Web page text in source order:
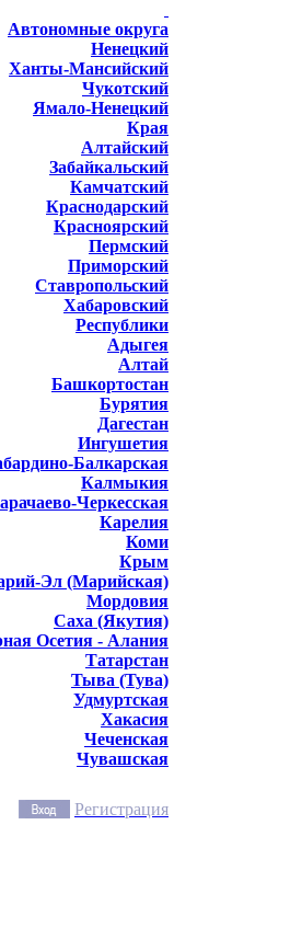
Автономные округа
Ненецкий
Ханты-Мансийский
Чукотский
Ямало-Ненецкий
Края
Алтайский
Забайкальский
Камчатский
Краснодарский
Красноярский
Пермский
Приморский
Ставропольский
Хабаровский
Республики
Адыгея
Алтай
Башкортостан
Бурятия
Дагестан
Ингушетия
Балкарская
Калмыкия
Черкесская
Карелия
Коми
Крым
Эл (Марийская)
Мордовия
Саха (Якутия)
Осетия - Алания
Татарстан
Тыва (Тува)
Удмуртская
Хакасия
Чеченская
Чувашская
Регистрация